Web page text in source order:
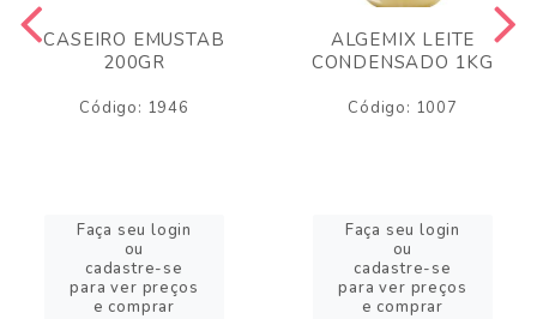
CASEIRO EMUSTAB
200GR
Código: 1946
Faça seu login
ou
cadastre-se
para ver preços
e comprar
ALGEMIX LEITE
CONDENSADO 1KG
Código: 1007
Faça seu login
ou
cadastre-se
para ver preços
e comprar